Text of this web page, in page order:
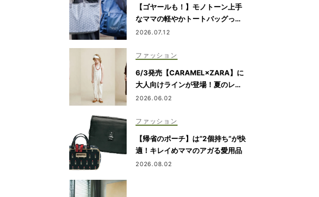
【ゴヤールも！】モノトーン上手
なママの軽やかトートバッグっ
て？
2026.07.12
ファッション
6/3発売【CARAMEL×ZARA】に
大人向けラインが登場！夏のレジ
ャー・旅行にもおすすめ
2026.06.02
ファッション
【帰省のポーチ】は“2個持ち”が快
適！キレイめママのアガる愛用品
2026.08.02